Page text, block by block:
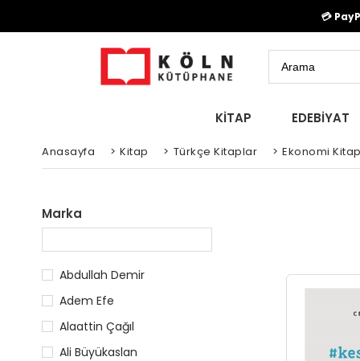
💳
KİTAP EDEBİYAT
Anasayfa > Kitap > Türkçe Kitaplar > Ekonomi
Marka
Abdullah Demir
Adem Efe
Alaattin Çağıl
Ali Büyükaslan